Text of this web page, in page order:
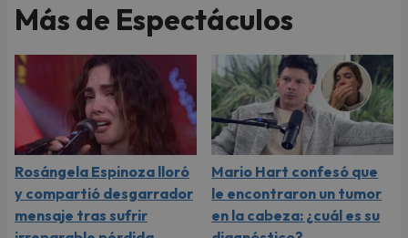
Más de Espectáculos
Rosángela Espinoza lloró
y compartió desgarrador
mensaje tras sufrir
Mario Hart confesó que
le encontraron un tumor
en la cabeza: ¿cuál es su